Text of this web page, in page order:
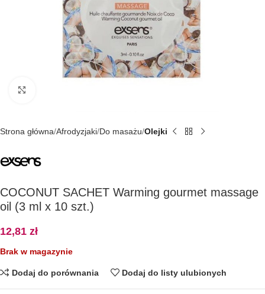
Strona główna Afrodyzjaki Do masażu Olejki
COCONUT SACHET Warming gourmet massage
oil (3 ml x 10 szt.)
12,81 zł
Brak w magazynie
Dodaj do porównania Dodaj do listy ulubionych